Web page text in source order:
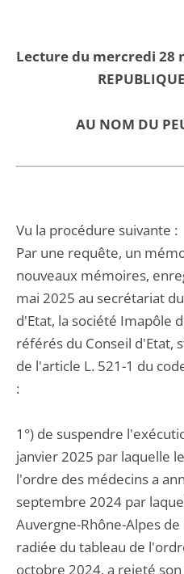
Lecture du mercredi 28
AU NOM DU
Vu la procédure suivante :
Par une requête, un
nouveaux mémoires,
mai 2025 au secrétariat
d'Etat, la société Imapôle
référés du Conseil d'Etat,
de l'article L. 521-1 du
:
1°) de suspendre
janvier 2025 par laquelle
l'ordre des médecins a
septembre 2024 par
Auvergne-Rhône-Alpes
radiée du tableau de
octobre 2024, a rejeté